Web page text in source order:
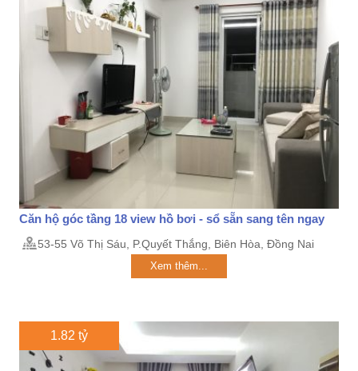
Căn hộ góc tầng 18 view hồ bơi - sổ sẵn sang tên ngay
53-55 Võ Thị Sáu, P.Quyết Thắng, Biên Hòa, Đồng Nai
Xem thêm...
1.82 tỷ